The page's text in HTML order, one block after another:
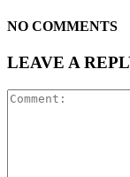
NO COMMENTS
LEAVE A